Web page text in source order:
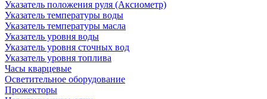
Указатель положения руля (Аксиометр)
Указатель температуры воды
Указатель температуры масла
Указатель уровня воды
Указатель уровня сточных вод
Указатель уровня топлива
Часы кварцевые
Осветительное оборудование
Прожекторы